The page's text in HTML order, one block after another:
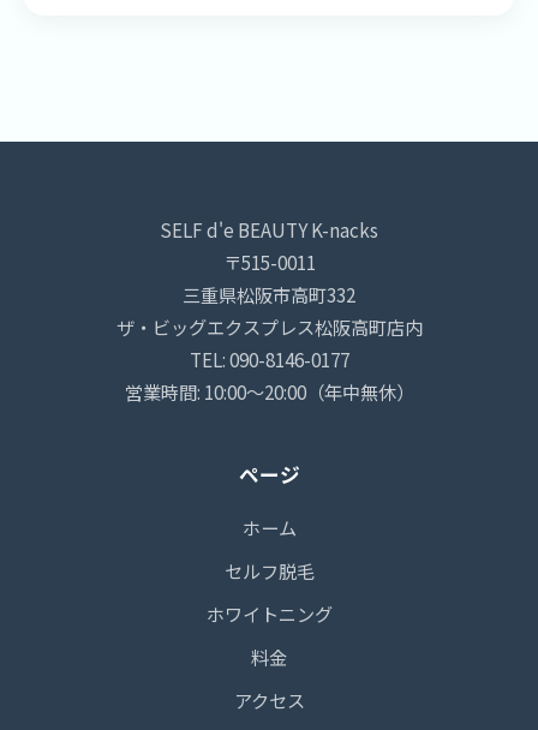
SELF d'e BEAUTY K-nacks
〒515-0011
三重県松阪市高町332
ザ・ビッグエクスプレス松阪高町店内
TEL: 090-8146-0177
営業時間: 10:00〜20:00（年中無休）
ページ
ホーム
セルフ脱毛
ホワイトニング
料金
アクセス